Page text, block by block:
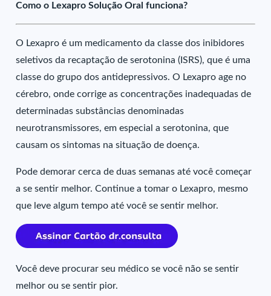
Como o Lexapro Solução Oral funciona?
O Lexapro é um medicamento da classe dos inibidores
seletivos da recaptação de serotonina (ISRS), que é uma
classe do grupo dos antidepressivos. O Lexapro age no
cérebro, onde corrige as concentrações inadequadas de
determinadas substâncias denominadas
neurotransmissores, em especial a serotonina, que
causam os sintomas na situação de doença.
Pode demorar cerca de duas semanas até você começar
a se sentir melhor. Continue a tomar o Lexapro, mesmo
que leve algum tempo até você se sentir melhor.
Você deve procurar seu médico se você não se sentir
melhor ou se sentir pior.